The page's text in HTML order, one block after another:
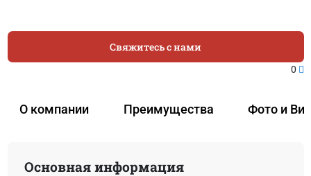
О компании Преимущества Фото и
Свяжитесь с нами
0
Основная информация